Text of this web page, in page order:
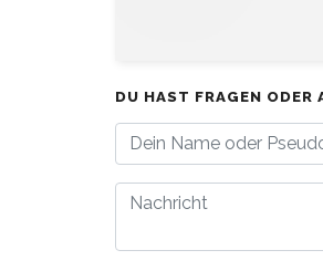
DU HAST FRAGEN ODER